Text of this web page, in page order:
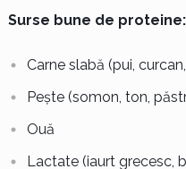
Surse bune de proteine:
Carne slabă (pui,
Pește (somon, ton,
Ouă
Lactate (iaurt grecesc,